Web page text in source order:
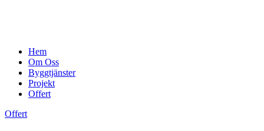
Hem
Om Oss
Byggtjänster
Projekt
Offert
Offert